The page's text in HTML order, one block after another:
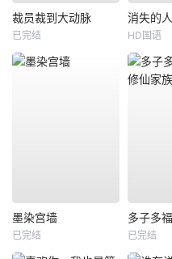
裁员裁到大动脉
已完结
消失的人
HD国语
墨染宫墙
已完结 已完结